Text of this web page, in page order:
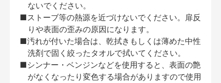
ないでください。
■ストーブ等の熱源を近づけないでください。扉反
りや表面の歪みの原因になります。
■汚れが付いた場合は、乾拭きもしくは薄めた中性
洗剤で固く絞ったタオルで拭いてください。
■シンナー・ベンジンなどを使用すると、表面の艶
がなくなったり変色する場合がありますので使用